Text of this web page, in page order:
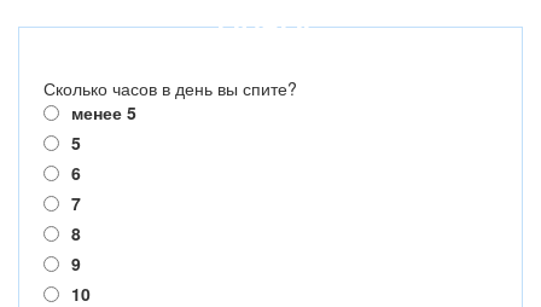
ОПРОС
Сколько часов в день вы спите?
менее 5
5
6
7
8
9
10